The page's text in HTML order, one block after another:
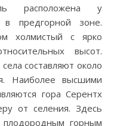
расположена у
в предгорной зоне.
холмистый с ярко
высот.
составляют около
Наиболее высшими
гора Серентх
от селения. Здесь
горным